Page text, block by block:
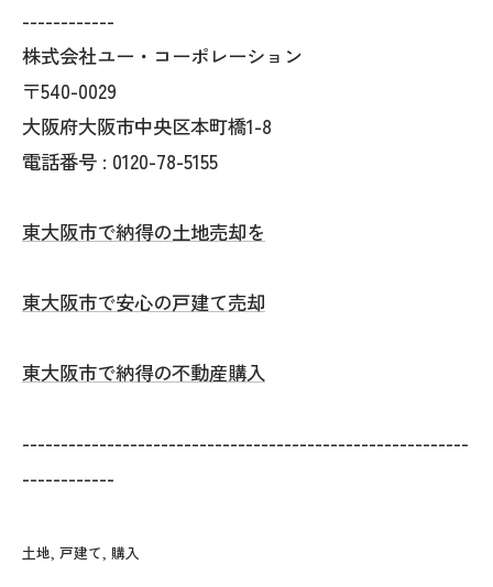
------------
株式会社ユー・コーポレーション
〒540-0029
大阪府大阪市中央区本町橋1-8
電話番号 : 0120-78-5155
東大阪市で納得の土地売却を
東大阪市で安心の戸建て売却
東大阪市で納得の不動産購入
----------------------------------------------------------
------------
土地 戸建て 購入